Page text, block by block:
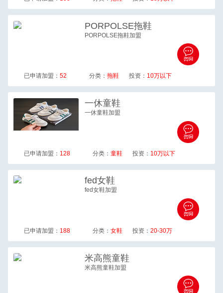
PORPOLSE拖鞋
PORPOLSE拖鞋加盟
已申请加盟： 52 分类： 拖鞋 投资： 10万以下
一休童鞋
一休童鞋加盟
已申请加盟： 128 分类： 童鞋 投资： 10万以下
fed女鞋
fed女鞋加盟
已申请加盟： 188 分类： 女鞋 投资：20-30万
米高熊童鞋
米高熊童鞋加盟